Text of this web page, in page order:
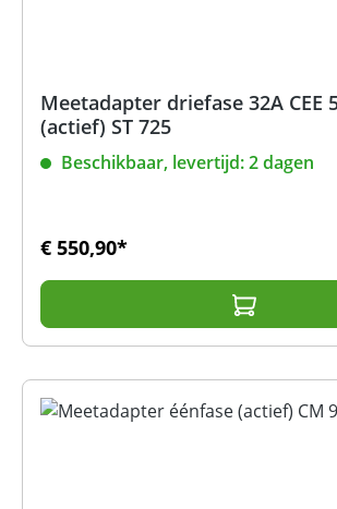
Meetadapter driefase 32A CEE
(actief) ST 725
Beschikbaar, levertijd: 2 dagen
€ 550,90*